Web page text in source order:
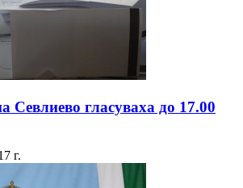
Севлиево гласуваха до 17.00
г.